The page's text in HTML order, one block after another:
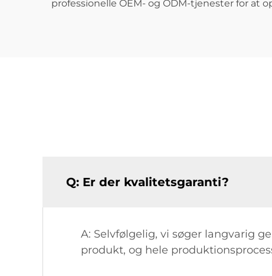
professionelle OEM- og ODM-tjenester for at
Q: Er der kvalitetsgaranti?
A: Selvfølgelig, vi søger langvarig
produkt, og hele